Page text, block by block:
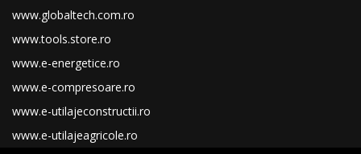
www.globaltech.com.ro
www.tools.store.ro
www.e-energetice.ro
www.e-compresoare.ro
www.e-utilajeconstructii.ro
www.e-utilajeagricole.ro